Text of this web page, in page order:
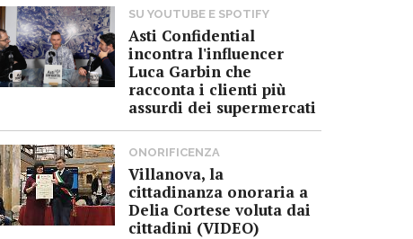
SU YOUTUBE E SPOTIFY
Asti Confidential
incontra l'influencer
Luca Garbin che
racconta i clienti più
assurdi dei supermercati
ONORIFICENZA
Villanova, la
cittadinanza onoraria a
Delia Cortese voluta dai
cittadini (VIDEO)